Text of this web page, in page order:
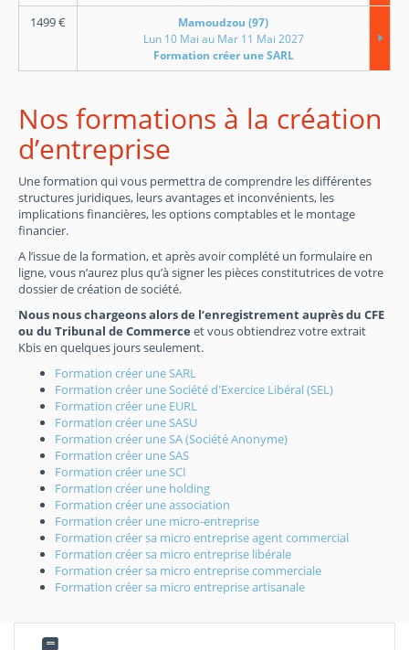
1499€
Mamoudzou (97)
Lun 10 Mai au Mar 11 Mai 2027
Formation créer une SARL
Nos formations à la création
d’entreprise
Une formation qui vous permettra de comprendre les différentes
structures juridiques, leurs avantages et inconvénients, les
implications financières, les options comptables et le montage
financier.
A l’issue de la formation, et après avoir complété un formulaire en
ligne, vous n’aurez plus qu’à signer les pièces constitutrices de votre
dossier de création de société.
Nous nous chargeons alors de l’enregistrement auprès du CFE
ou du Tribunal de Commerce et vous obtiendrez votre extrait
Kbis en quelques jours seulement.
Formation créer une SARL
Formation créer une Société d'Exercice Libéral (SEL)
Formation créer une EURL
Formation créer une SASU
Formation créer une SA (Société Anonyme)
Formation créer une SAS
Formation créer une SCI
Formation créer une holding
Formation créer une association
Formation créer une micro-entreprise
Formation créer sa micro entreprise agent commercial
Formation créer sa micro entreprise libérale
Formation créer sa micro entreprise commerciale
Formation créer sa micro entreprise artisanale